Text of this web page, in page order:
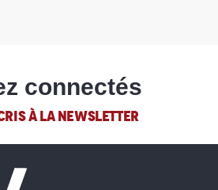
connectés
À LA NEWSLETTER